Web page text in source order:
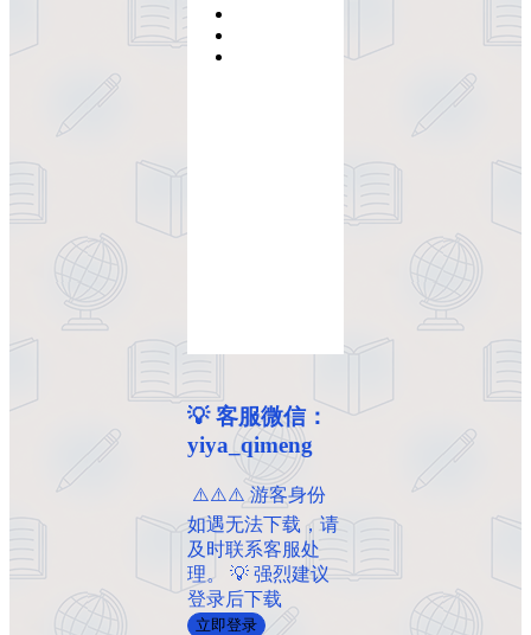
💡 客服微信：
yiya_qimeng
️ ⚠️⚠️⚠️ 游客身份
如遇无法下载，请
及时联系客服处
理。 💡 强烈建议
登录后下载
立即登录